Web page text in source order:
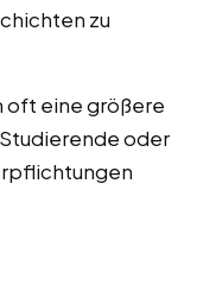
zu
oft eine größere
oder